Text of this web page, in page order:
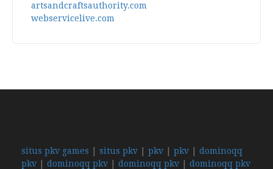
artsandcraftsauthority.com
webservicelive.com
situs pkv games situs pkv pkv pkv
dominoqq
pkv
dominoqq pkv dominoqq pkv
dominoqq pkv